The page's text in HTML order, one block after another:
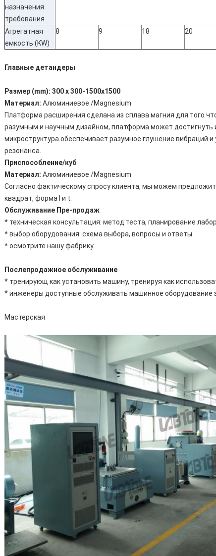
назначения
требования
Агрегатная
емкость (KW)
8 9 18 20
Главные детандеры
Размер (mm): 300 x 300-1500x1500
Материал: Алюминиевое /Magnesium
Платформа расширения сделана из сплава магния для того
разумным и научным дизайном, платформа может
микроструктура обеспечивает разумное глушение вибраций
резонанса.
Приспособление/куб
Материал: Алюминиевое /Magnesium
Согласно фактическому спросу клиента, мы можем
квадрат, форма l и t.
Обслуживание Пре-продаж
* техническая консультация: метод теста, планирование
* выбор оборудования: схема выбора, вопросы и ответы.
* осмотрите нашу фабрику.
Послепродажное обслуживание
* тренирующ как установить машину, тренируя как
* инженеры доступные обслуживать машинное оборудование
Мастерская